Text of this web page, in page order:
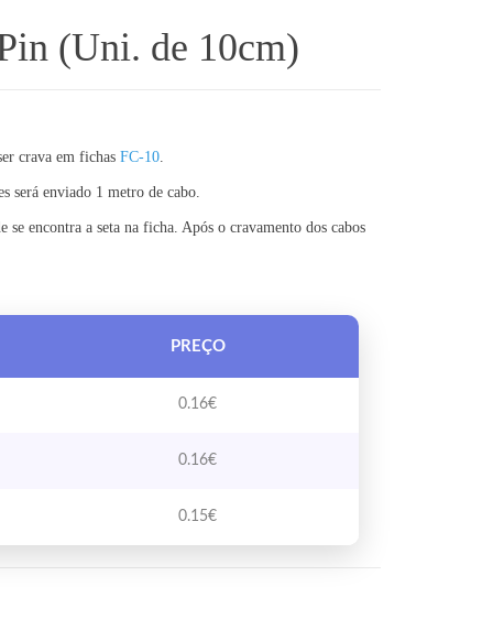
(Uni. de 10cm)
crava em fichas FC-10.
será enviado 1 metro de cabo.
encontra a seta na ficha. Após o cravamento dos cabos
PREÇO
0.16€
0.16€
0.15€